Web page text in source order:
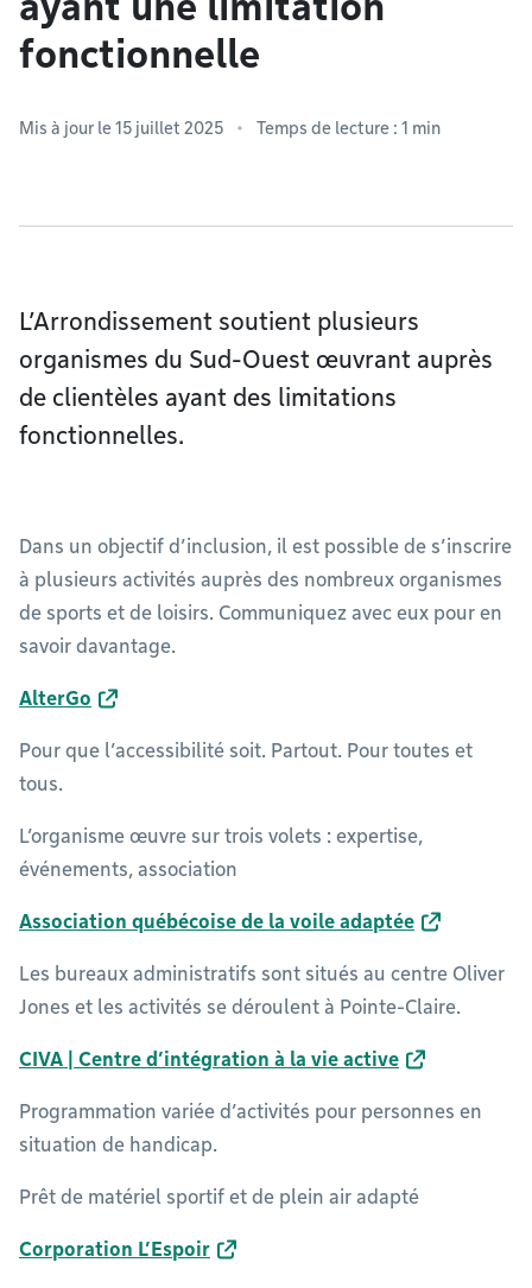
fonctionnelle
Mis à jour le 15 juillet 2025 Temps de lecture : 1 min
L’Arrondissement soutient plusieurs
organismes du Sud-Ouest œuvrant auprès
de clientèles ayant des limitations
fonctionnelles.
Dans un objectif d’inclusion, il est possible de s’inscrire
à plusieurs activités auprès des nombreux organismes
de sports et de loisirs. Communiquez avec eux pour en
savoir davantage.
AlterGo
Pour que l’accessibilité soit. Partout. Pour toutes et
tous.
L’organisme œuvre sur trois volets : expertise,
événements, association
Association québécoise de la voile adaptée
Les bureaux administratifs sont situés au centre Oliver
Jones et les activités se déroulent à Pointe-Claire.
CIVA | Centre d’intégration à la vie active
Programmation variée d’activités pour personnes en
situation de handicap.
Prêt de matériel sportif et de plein air adapté
Corporation L’Espoir